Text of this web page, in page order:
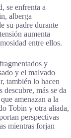
se enfrenta a
alberga
su padre durante
aumenta
entre ellos.
y
y el malvado
también lo hacen
más se da
amenazan a la
Tobin y otra aliada,
perspectivas
mientras forjan